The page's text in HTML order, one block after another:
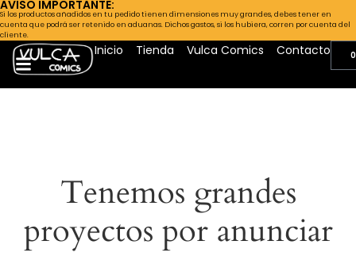
AVISO IMPORTANTE:
Si los productos añadidos en tu pedido tienen dimensiones muy grandes, debes tener en
cuenta que podrá ser retenido en aduanas. Dichos gastos, si los hubiera, corren por cuenta del
cliente.
Inicio Tienda Vulca Comics Contacto
Tenemos grandes
proyectos por anunciar